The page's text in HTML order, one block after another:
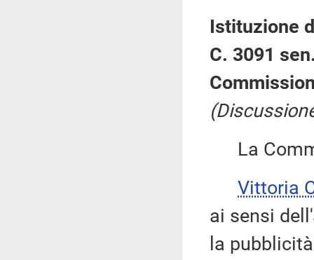
Istituzione
C. 3091
La
Vittoria
ai sensi
la